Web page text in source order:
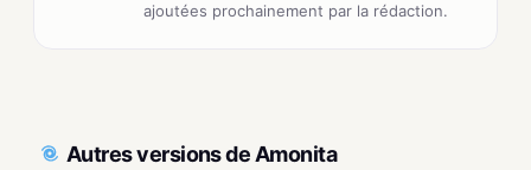
ajoutées prochainement par la rédaction.
Autres versions de Amonita